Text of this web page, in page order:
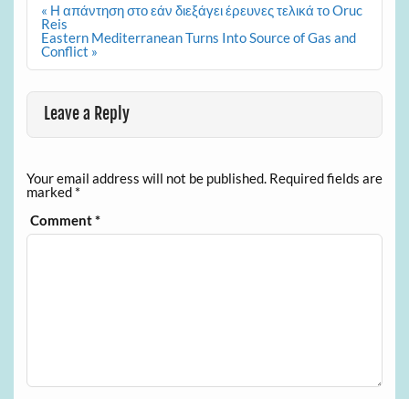
Post
navigation
« Η απάντηση στο εάν διεξάγει έρευνες τελικά το Oruc
Reis
Eastern Mediterranean Turns Into Source of Gas and
Conflict »
Leave a Reply
Your email address will not be published. Required fields are
marked *
Comment*